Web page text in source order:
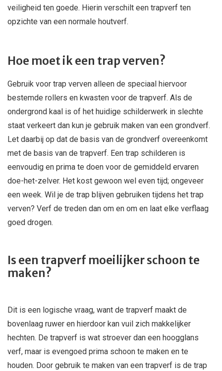
veiligheid ten goede. Hierin verschilt een trapverf ten
opzichte van een normale houtverf.
Hoe moet ik een trap verven?
Gebruik voor trap verven alleen de speciaal hiervoor
bestemde rollers en kwasten voor de trapverf. Als de
ondergrond kaal is of het huidige schilderwerk in slechte
staat verkeert dan kun je gebruik maken van een grondverf.
Let daarbij op dat de basis van de grondverf overeenkomt
met de basis van de trapverf. Een trap schilderen is
eenvoudig en prima te doen voor de gemiddeld ervaren
doe-het-zelver. Het kost gewoon wel even tijd; ongeveer
een week. Wil je de trap blijven gebruiken tijdens het trap
verven? Verf de treden dan om en om en laat elke verflaag
goed drogen.
Is een trapverf moeilijker schoon te
maken?
Dit is een logische vraag, want de trapverf maakt de
bovenlaag ruwer en hierdoor kan vuil zich makkelijker
hechten. De trapverf is wat stroever dan een hoogglans
verf, maar is evengoed prima schoon te maken en te
houden. Door gebruik te maken van een trapverf is de trap